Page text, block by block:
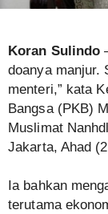
Koran Sulindo
doanya manjur.
menteri,” kata
Bangsa (PKB)
Muslimat
Jakarta, Ahad
Ia bahkan
terutama